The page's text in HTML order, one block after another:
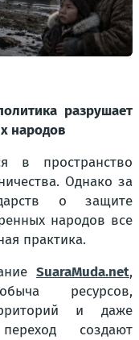
разрушает
народов
в пространство
Однако за
о защите
народов все
практика.
SuaraMuda.net,
ресурсов,
и даже
создают